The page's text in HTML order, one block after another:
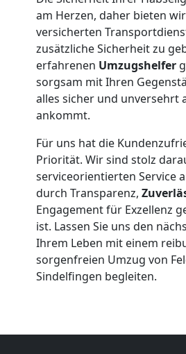
am Herzen, daher bieten
versicherten
zusätzliche Sicherheit zu
erfahrenen Umzugshelfer
sorgsam mit Ihren
alles sicher und unversehrt
ankommt.
Für uns hat die
Priorität. Wir sind stolz
serviceorientierten Service
durch Transparenz,
Engagement für Exzellenz
ist. Lassen Sie uns den
Ihrem Leben mit einem
sorgenfreien Umzug von
Sindelfingen begleiten.
Feldkirch
Beiladung
Feldkirch
Mini
Umzug
Feldkirch
2